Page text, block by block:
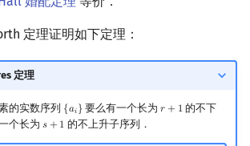
定理证明如下定理：
定理
的实数序列 {𝑎𝑖}
{ ai} 要么有一个长为𝑟 + 1
r+1
的不下
个长为 𝑠 + 1
s+1 的不上升子序列．